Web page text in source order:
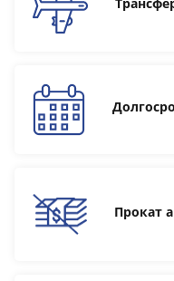
Прокат